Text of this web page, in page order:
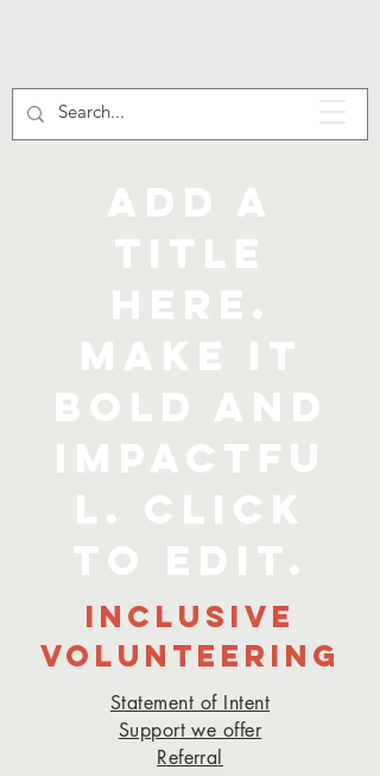
Add a
title
here.
Make it
bold and
impactfu
l. Click
to edit.
INCLUSIVE
VOLUNTEERING
Statement of Intent
Support we offer
Referra